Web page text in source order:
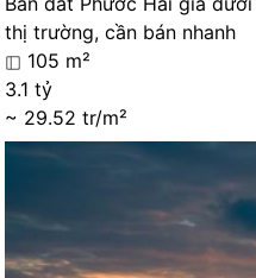
thị trường, cần bán nhanh
105 m²
3.1 tỷ
~ 29.52 tr/m²